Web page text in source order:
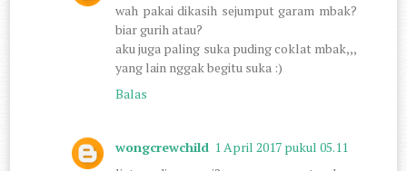
wah pakai dikasih sejumput garam mbak?
biar gurih atau?
aku juga paling suka puding coklat mbak,,,
yang lain nggak begitu suka :)
Balas
wongcrewchild 1 April 2017 pukul 05.11